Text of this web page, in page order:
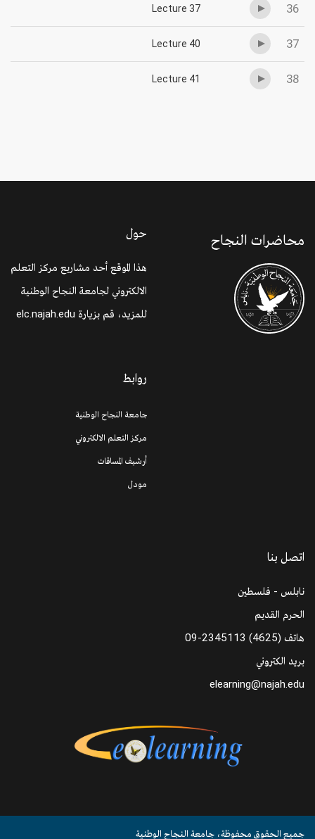
36
Lecture 37
37
Lecture 40
38
Lecture 41
محاضرات النجاح حول
هذا الموقع أحد مشاريع مركز التعلم
الالكتروني لجامعة النجاح الوطنية
للمزيد، قم بزيارة elc.najah.edu
روابط
جامعة النجاح الوطنية
مركز التعلم الالكتروني
أرشيف المساقات
مودل
اتصل بنا
نابلس - فلسطين
الحرم القديم
هاتف 09-2345113 (4625)
بريد الكتروني
elearning@najah.edu
جميع الحقوق محفوظة، جامعة النجاح الوطنية